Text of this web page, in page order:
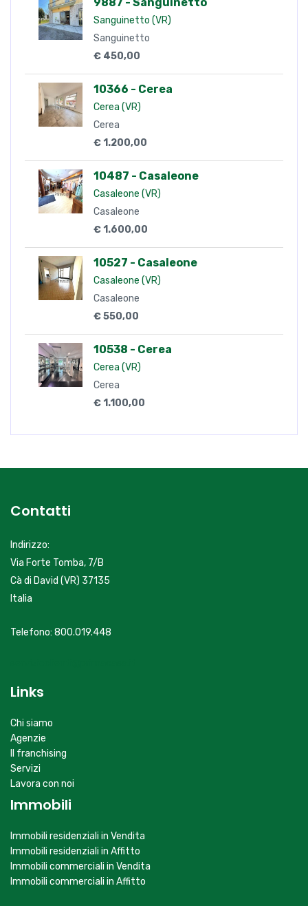
Sanguinetto (VR)
Sanguinetto
€ 450,00
10366 - Cerea
Cerea (VR)
Cerea
€ 1.200,00
10487 - Casaleone
Casaleone (VR)
Casaleone
€ 1.600,00
10527 - Casaleone
Casaleone (VR)
Casaleone
€ 550,00
10538 - Cerea
Cerea (VR)
Cerea
€ 1.100,00
Contatti
Indirizzo:
Via Forte Tomba, 7/B
Cà di David (VR) 37135
Italia
Telefono: 800.019.448
Links
Chi siamo
Agenzie
Il franchising
Servizi
Lavora con noi
Immobili
Immobili residenziali in Vendita
Immobili residenziali in Affitto
Immobili commerciali in Vendita
Immobili commerciali in Affitto